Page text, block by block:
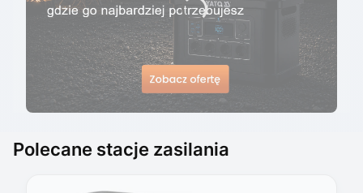
Polecane stacje zasilania